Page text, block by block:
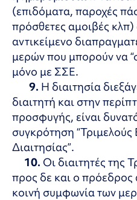
(επιδόματα, παροχές
πρόσθετες αμοιβές
αντικείμενο
μερών που μπορούν να
μόνο με ΣΣΕ.
9. Η διαιτησία
διαιτητή και στην
προσφυγής, είναι
συγκρότηση “Τριμελούς
Διαιτησίας”.
10. Οι διαιτητές της
προς δε και ο πρόεδρος
κοινή συμφωνία των